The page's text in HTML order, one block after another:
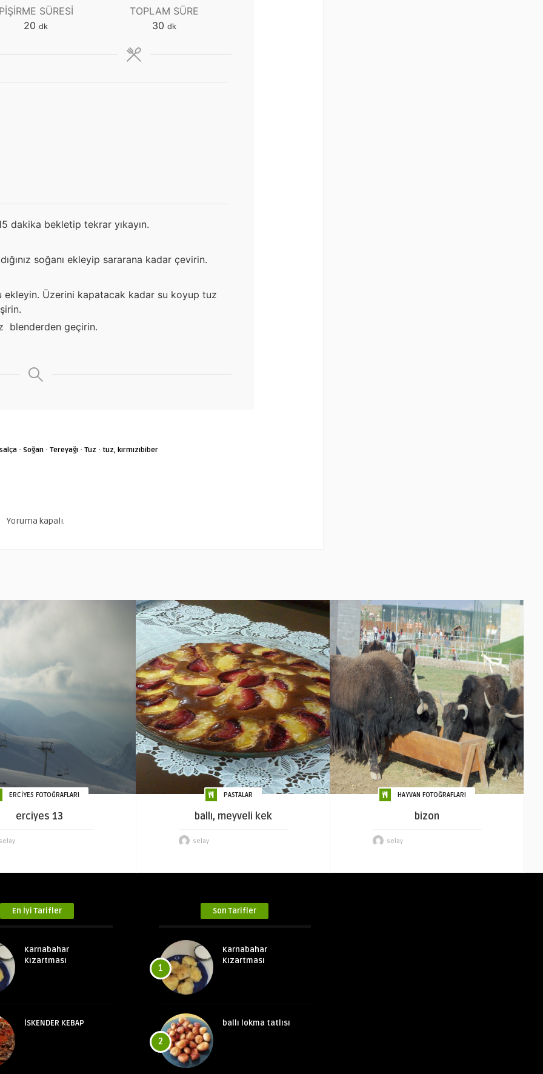
SÜRESI
20 dakika
dk
TOPLAM SÜRE
30 dakika
dk
dakika bekletip tekrar yıkayın.
soğanı ekleyip sararana kadar çevirin.
ekleyin. Üzerini kapatacak kadar su koyup tuz
blenderden geçirin.
salça · Soğan · Tereyağı · Tuz · tuz, kırmızıbiber
Yoruma kapalı.
ERCİYES FOTOĞRAFLARI
erciyes 13
PASTALAR
ballı, meyveli kek
selay
HAYVAN FOTOĞRAFLARI
bizon
selay
En İyi Tarifler
Karnabahar
Kızartması
İSKENDER KEBAP
Son Tarifler
1
Karnabahar
Kızartması
2
ballı lokma tatlısı